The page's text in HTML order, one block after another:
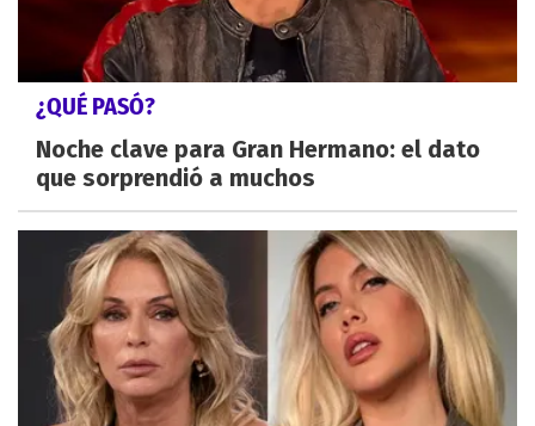
¿QUÉ PASÓ?
Noche clave para Gran Hermano: el dato
que sorprendió a muchos